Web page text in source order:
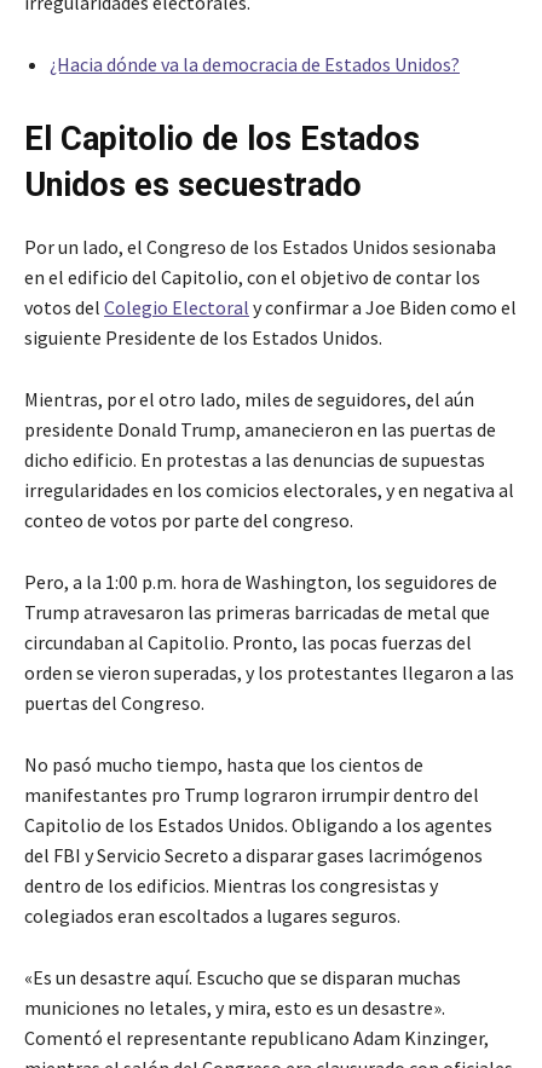
¿Hacia dónde va la democracia de Estados Unidos?
El Capitolio de los Estados
Unidos es secuestrado
Por un lado, el Congreso de los Estados Unidos sesionaba
en el edificio del Capitolio, con el objetivo de contar los
votos del Colegio Electoral y confirmar a Joe Biden como el
siguiente Presidente de los Estados Unidos.
Mientras, por el otro lado, miles de seguidores, del aún
presidente Donald Trump, amanecieron en las puertas de
dicho edificio. En protestas a las denuncias de supuestas
irregularidades en los comicios electorales, y en negativa al
conteo de votos por parte del congreso.
Pero, a la 1:00 p.m. hora de Washington, los seguidores de
Trump atravesaron las primeras barricadas de metal que
circundaban al Capitolio. Pronto, las pocas fuerzas del
orden se vieron superadas, y los protestantes llegaron a las
puertas del Congreso.
No pasó mucho tiempo, hasta que los cientos de
manifestantes pro Trump lograron irrumpir dentro del
Capitolio de los Estados Unidos. Obligando a los agentes
del FBI y Servicio Secreto a disparar gases lacrimógenos
dentro de los edificios. Mientras los congresistas y
colegiados eran escoltados a lugares seguros.
«Es un desastre aquí. Escucho que se disparan muchas
municiones no letales, y mira, esto es un desastre».
Comentó el representante republicano Adam Kinzinger,